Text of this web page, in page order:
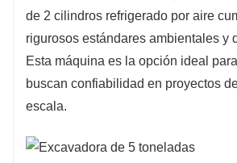
de 2 cilindros refrigerado por aire
rigurosos estándares ambientales y
Esta máquina es la opción ideal
buscan confiabilidad en proyectos
escala.